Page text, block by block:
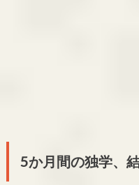
5か月間の独学、